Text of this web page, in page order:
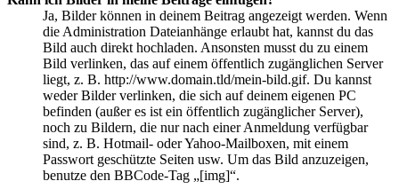
Ja, Bilder können in deinem Beitrag angezeigt werden. Wenn
die Administration Dateianhänge erlaubt hat, kannst du das
Bild auch direkt hochladen. Ansonsten musst du zu einem
Bild verlinken, das auf einem öffentlich zugänglichen Server
liegt, z. B. http://www.domain.tld/mein-bild.gif. Du kannst
weder Bilder verlinken, die sich auf deinem eigenen PC
befinden (außer es ist ein öffentlich zugänglicher Server),
noch zu Bildern, die nur nach einer Anmeldung verfügbar
sind, z. B. Hotmail- oder Yahoo-Mailboxen, mit einem
Passwort geschützte Seiten usw. Um das Bild anzuzeigen,
benutze den BBCode-Tag „[img]“.